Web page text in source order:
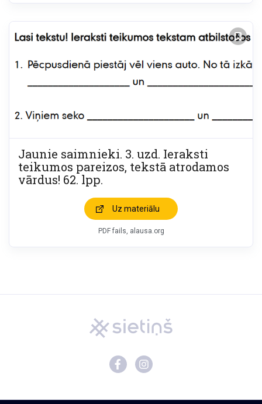
Jaunie saimnieki. 3. uzd. Ieraksti
teikumos pareizos, tekstā atrodamos
vārdus! 62. lpp.
Uz materiālu
PDF fails, alausa.org